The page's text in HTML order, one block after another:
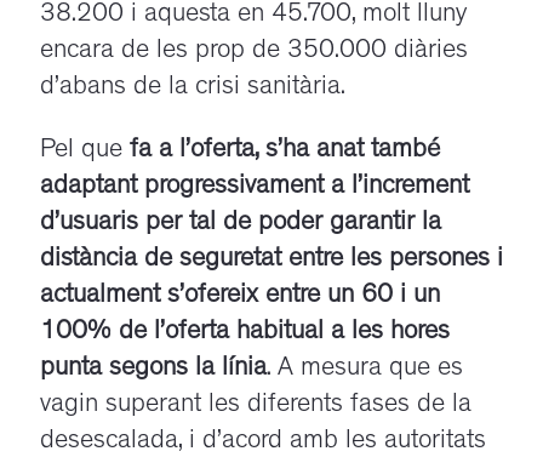
38.200 i aquesta en 45.700, molt lluny
encara de les prop de 350.000 diàries
d’abans de la crisi sanitària.
Pel que fa a l’oferta, s’ha anat també
adaptant progressivament a l’increment
d’usuaris per tal de poder garantir la
distància de seguretat entre les persones i
actualment s’ofereix entre un 60 i un
100% de l’oferta habitual a les hores
punta segons la línia. A mesura que es
vagin superant les diferents fases de la
desescalada, i d’acord amb les autoritats